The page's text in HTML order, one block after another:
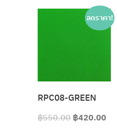
ลดราคา!
RPC08-GREEN
฿550.00 ฿420.00